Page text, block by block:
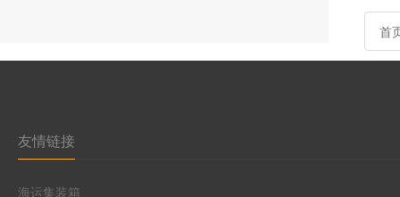
首
友情链接
海运集装箱